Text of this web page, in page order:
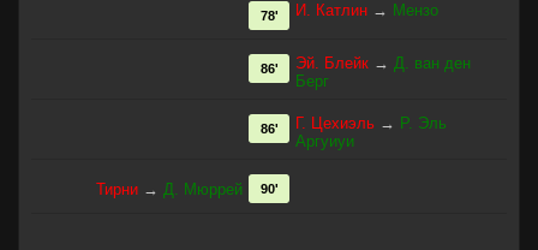
И. Катлин → Мензо
78'
Эй. Блейк → Д. ван ден
Берг
86'
Г. Цехиэль → Р. Эль
Аргуиуи
86'
Тирни → Д. Мюррей 90'